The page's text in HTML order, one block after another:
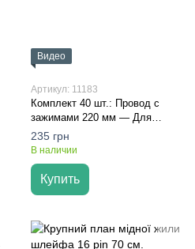
Видео
Артикул: 11183
Комплект 40 шт.: Провод с
зажимами 220 мм — Для
быстрого и надежного
подключения питания и
235 грн
В наличии
Купить